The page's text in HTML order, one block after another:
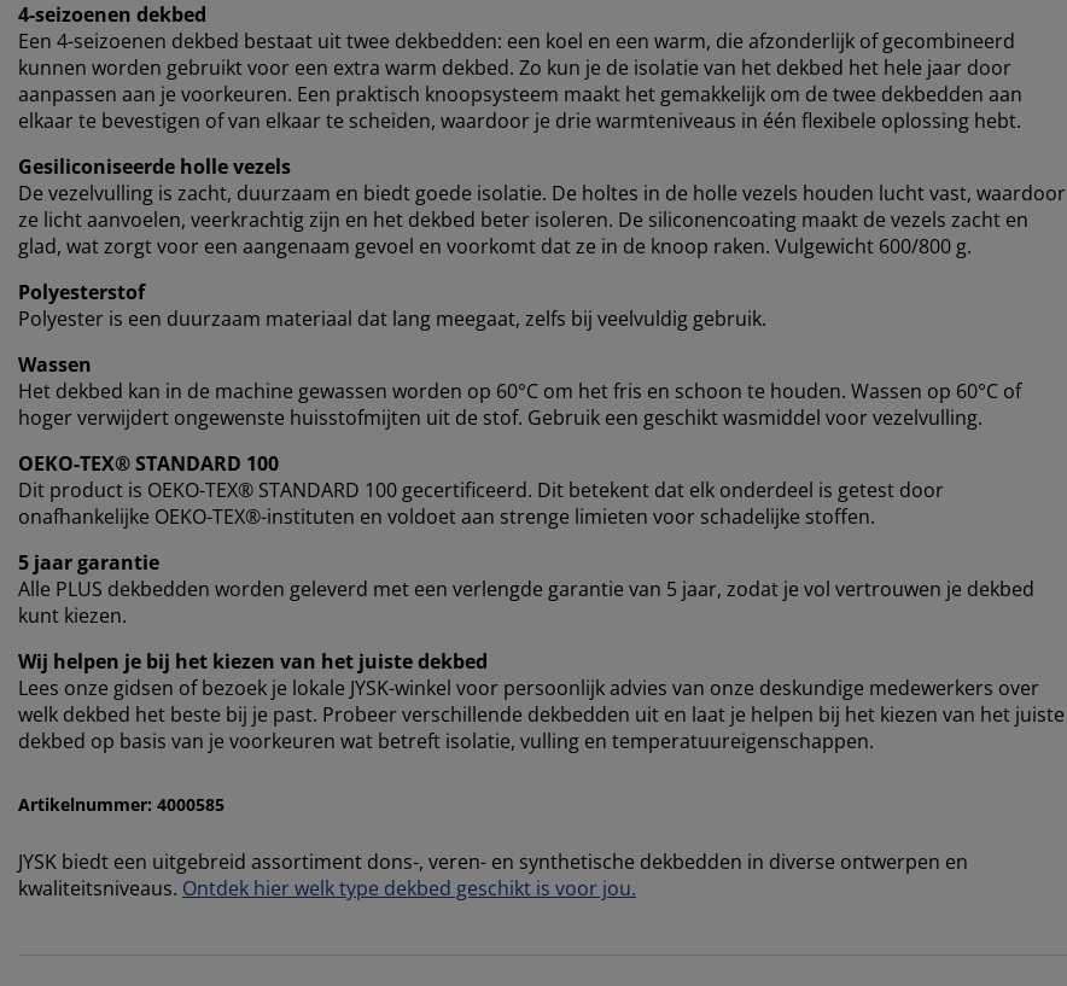
4-seizoenen dekbed
Een 4-seizoenen dekbed bestaat uit twee dekbedden: een koel en een warm, die afzonderlijk of gecombineerd
kunnen worden gebruikt voor een extra warm dekbed. Zo kun je de isolatie van het dekbed het hele jaar door
aanpassen aan je voorkeuren. Een praktisch knoopsysteem maakt het gemakkelijk om de twee dekbedden aan
elkaar te bevestigen of van elkaar te scheiden, waardoor je drie warmteniveaus in één flexibele oplossing hebt.
Gesiliconiseerde holle vezels
De vezelvulling is zacht, duurzaam en biedt goede isolatie. De holtes in de holle vezels houden lucht vast, waardoor
ze licht aanvoelen, veerkrachtig zijn en het dekbed beter isoleren. De siliconencoating maakt de vezels zacht en
glad, wat zorgt voor een aangenaam gevoel en voorkomt dat ze in de knoop raken. Vulgewicht 600/800 g.
Polyesterstof
Polyester is een duurzaam materiaal dat lang meegaat, zelfs bij veelvuldig gebruik.
Wassen
Het dekbed kan in de machine gewassen worden op 60°C om het fris en schoon te houden. Wassen op 60°C of
hoger verwijdert ongewenste huisstofmijten uit de stof. Gebruik een geschikt wasmiddel voor vezelvulling.
OEKO-TEX® STANDARD 100
Dit product is OEKO-TEX® STANDARD 100 gecertificeerd. Dit betekent dat elk onderdeel is getest door
onafhankelijke OEKO-TEX®-instituten en voldoet aan strenge limieten voor schadelijke stoffen.
5 jaar garantie
Alle PLUS dekbedden worden geleverd met een verlengde garantie van 5 jaar, zodat je vol vertrouwen je dekbed
kunt kiezen.
Wij helpen je bij het kiezen van het juiste dekbed
Lees onze gidsen of bezoek je lokale JYSK-winkel voor persoonlijk advies van onze deskundige medewerkers over
welk dekbed het beste bij je past. Probeer verschillende dekbedden uit en laat je helpen bij het kiezen van het juiste
dekbed op basis van je voorkeuren wat betreft isolatie, vulling en temperatuureigenschappen.
Artikelnummer: 4000585
JYSK biedt een uitgebreid assortiment dons-, veren- en synthetische dekbedden in diverse ontwerpen en
kwaliteitsniveaus. Ontdek hier welk type dekbed geschikt is voor jou.